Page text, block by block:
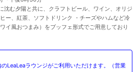
沈む夕陽と共に、クラフトビール、ワイン、オリジ
ー、紅茶、ソフトドリンク ・チーズやハムなど冷
イ風おつまみ）をブッフェ形式でご用意しており
LeaLeaラウンジがご利用いただけます。（営業